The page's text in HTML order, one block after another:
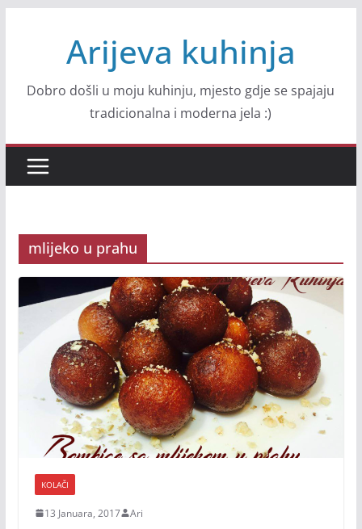
Arijeva kuhinja
Dobro došli u moju kuhinju, mjesto gdje se spajaju
tradicionalna i moderna jela :)
mlijeko u prahu
KOLAČI
13 Januara, 2017 Ari